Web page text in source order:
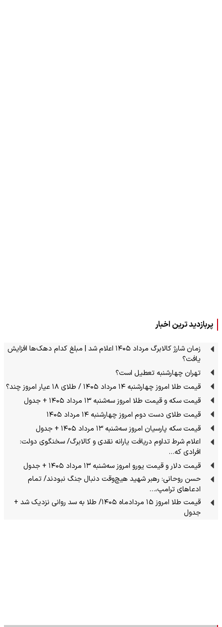
پربازدید ترین اخبار
زمان شارژ کالابرگ مرداد ۱۴۰۵ اعلام شد | مبلغ کدام دهک‌ها افزایش
یافت؟
تهران چهارشنبه تعطیل است؟
قیمت طلا امروز چهارشنبه ۱۴ مرداد ۱۴۰۵ / طلای ۱۸ عیار امروز چند؟
قیمت سکه و قیمت طلا امروز سه‌شنبه ۱۳ مرداد ۱۴۰۵ + جدول
قیمت طلای دست دوم امروز چهارشنبه ۱۴ مرداد ۱۴۰۵
قیمت سکه پارسیان امروز سه‌شنبه ۱۳ مرداد ۱۴۰۵ + جدول
اعلام شرط تداوم دریافت یارانه نقدی و کالابرگ/ سخنگوی دولت:
افرادی که…
قیمت دلار و قیمت یورو امروز سه‌شنبه ۱۳ مرداد ۱۴۰۵ + جدول
حسن روحانی: رهبر شهید هیچ‌وقت دنبال جنگ نبودند/ تمام
ادعاهای ترامپ،…
قیمت طلا امروز ۱۵ مردادماه ۱۴۰۵/ طلا به سد روانی نزدیک شد +
جدول